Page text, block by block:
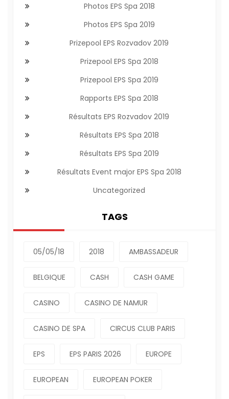
Photos EPS Spa 2018
Photos EPS Spa 2019
Prizepool EPS Rozvadov 2019
Prizepool EPS Spa 2018
Prizepool EPS Spa 2019
Rapports EPS Spa 2018
Résultats EPS Rozvadov 2019
Résultats EPS Spa 2018
Résultats EPS Spa 2019
Résultats Event major EPS Spa 2018
Uncategorized
TAGS
05/05/18 2018 AMBASSADEUR
BELGIQUE CASH CASH GAME
CASINO CASINO DE NAMUR
CASINO DE SPA CIRCUS CLUB PARIS
EPS EPS PARIS 2026 EUROPE
EUROPEAN EUROPEAN POKER